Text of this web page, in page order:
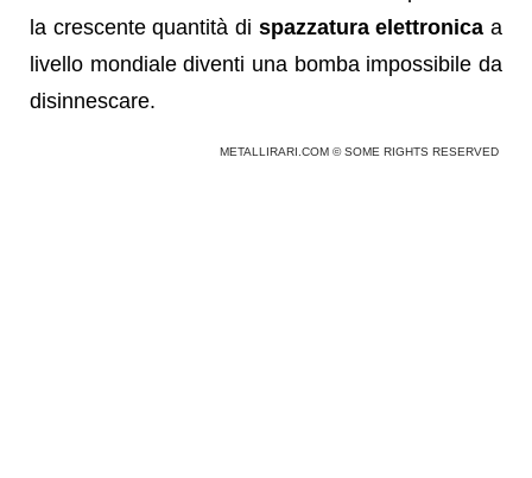
la crescente quantità di spazzatura elettronica a
livello mondiale diventi una bomba impossibile da
disinnescare.
METALLIRARI.COM © SOME RIGHTS RESERVED